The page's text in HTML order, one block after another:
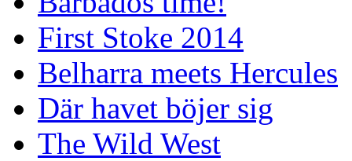
First Stoke 2014
Belharra meets Hercules
Där havet böjer sig
The Wild West